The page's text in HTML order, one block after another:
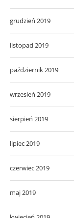
grudzień 2019
listopad 2019
październik 2019
wrzesień 2019
sierpień 2019
lipiec 2019
czerwiec 2019
maj 2019